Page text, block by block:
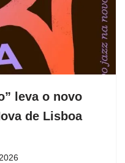
leva o novo
de Lisboa